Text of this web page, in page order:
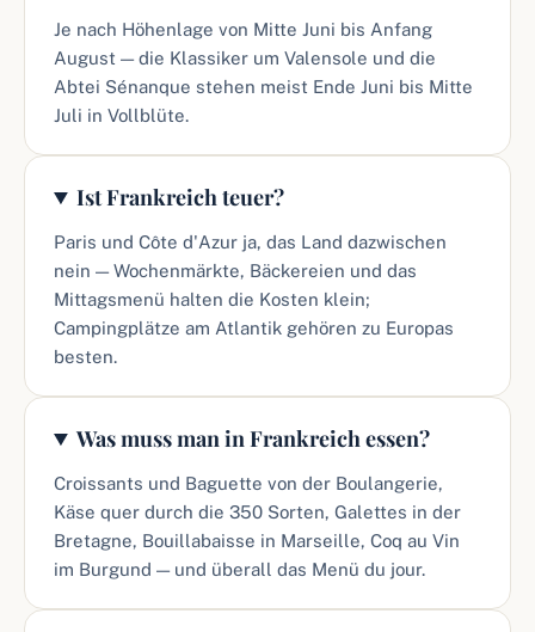
Je nach Höhenlage von Mitte Juni bis Anfang
August — die Klassiker um Valensole und die
Abtei Sénanque stehen meist Ende Juni bis Mitte
Juli in Vollblüte.
Ist Frankreich teuer?
Paris und Côte d'Azur ja, das Land dazwischen
nein — Wochenmärkte, Bäckereien und das
Mittagsmenü halten die Kosten klein;
Campingplätze am Atlantik gehören zu Europas
besten.
Was muss man in Frankreich essen?
Croissants und Baguette von der Boulangerie,
Käse quer durch die 350 Sorten, Galettes in der
Bretagne, Bouillabaisse in Marseille, Coq au Vin
im Burgund — und überall das Menü du jour.